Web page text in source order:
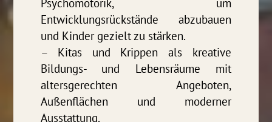
Entwicklungsrückstände abzubauen
und Kinder gezielt zu stärken.
– Kitas und Krippen als kreative
Bildungs- und Lebensräume mit
altersgerechten Angeboten,
Außenflächen und moderner
Ausstattung.